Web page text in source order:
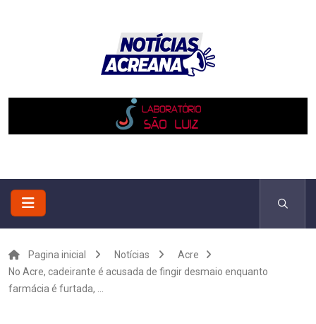
Pagina inicial Notícias
Acre
No Acre, cadeirante é acusada de fingir desmaio enquanto
farmácia é furtada, ...